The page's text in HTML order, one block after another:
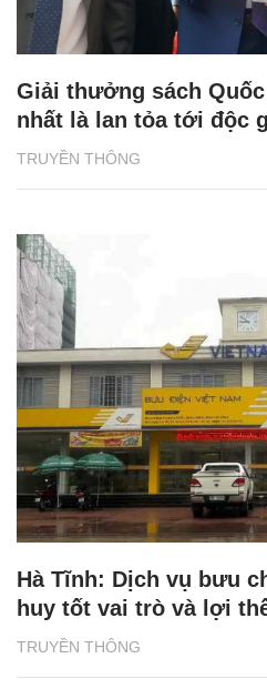
TRUYỀN THÔNG
Giải thưởng sách
nhất là lan tỏa tới độc
TRUYỀN THÔNG
Hà Tĩnh: Dịch vụ bưu
huy tốt vai trò và lợi